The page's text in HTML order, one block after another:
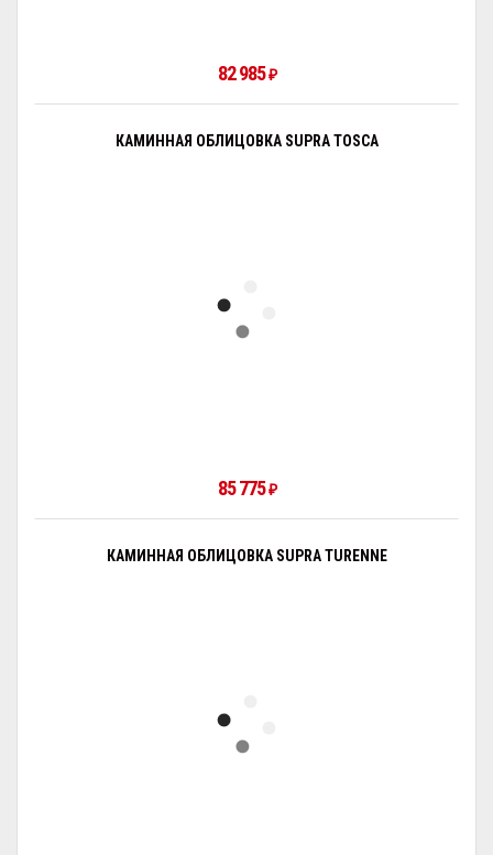
82 985₽
КАМИННАЯ ОБЛИЦОВКА SUPRA TOSCA
85 775₽
КАМИННАЯ ОБЛИЦОВКА SUPRA TURENNE